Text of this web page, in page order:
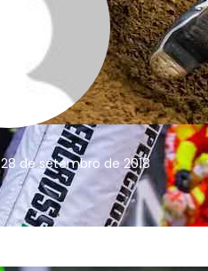
28 de setembro de 2018